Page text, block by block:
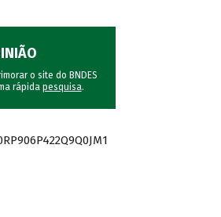
o site do BNDES
rápida pesquisa.